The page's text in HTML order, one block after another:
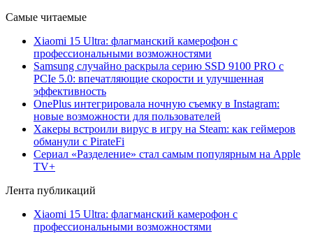
Самые читаемые
Xiaomi 15 Ultra: флагманский камерофон с
профессиональными возможностями
Samsung случайно раскрыла серию SSD 9100 PRO с
PCIe 5.0: впечатляющие скорости и улучшенная
эффективность
OnePlus интегрировала ночную съемку в Instagram:
новые возможности для пользователей
Хакеры встроили вирус в игру на Steam: как геймеров
обманули с PirateFi
Сериал «Разделение» стал самым популярным на Apple
TV+
Лента публикаций
Xiaomi 15 Ultra: флагманский камерофон с
профессиональными возможностями